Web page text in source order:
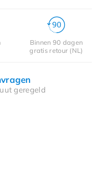
Binnen 90 dagen
gratis retour (NL)
geregeld